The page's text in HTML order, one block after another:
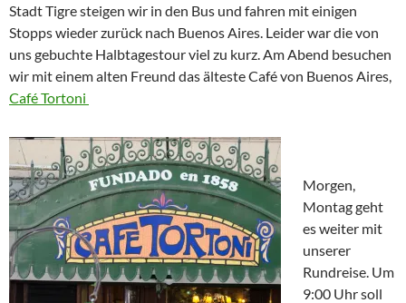
Stadt Tigre steigen wir in den Bus und fahren mit einigen
Stopps wieder zurück nach Buenos Aires. Leider war die von
uns gebuchte Halbtagestour viel zu kurz. Am Abend besuchen
wir mit einem alten Freund das älteste Café von Buenos Aires,
Café Tortoni
Morgen,
Montag geht
es weiter mit
unserer
Rundreise. Um
9:00 Uhr soll